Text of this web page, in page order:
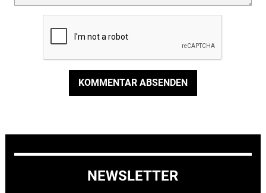
KOMMENTAR ABSENDEN
NEWSLETTER